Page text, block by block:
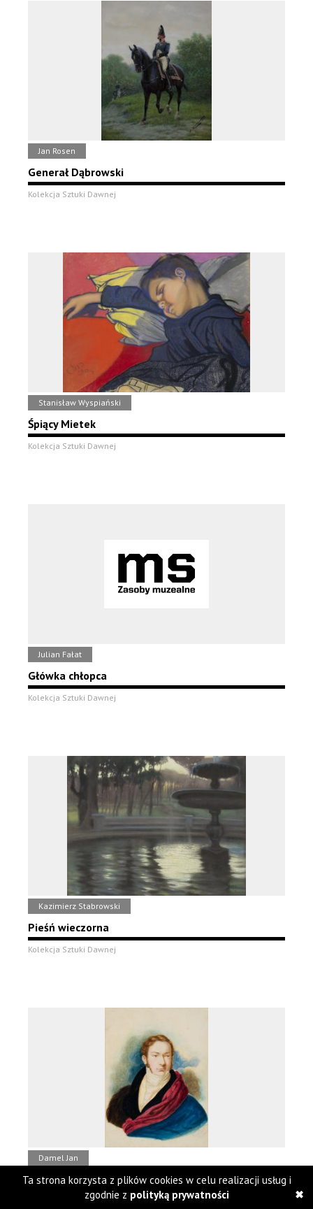
Jan Rosen
Generał Dąbrowski
Kolekcja Sztuki Dawnej
Stanisław Wyspiański
Śpiący Mietek
Kolekcja Sztuki Dawnej
Julian Fałat
Główka chłopca
Kolekcja Sztuki Dawnej
Kazimierz Stabrowski
Pieśń wieczorna
Kolekcja Sztuki Dawnej
Damel Jan
Portret mężczyzny
Kolekcja Sztuki Dawnej
Ta strona korzysta z plików cookies w celu realizacji usług i
zgodnie z polityką prywatności